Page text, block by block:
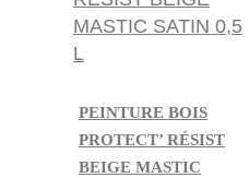
PEINTURE BOIS
PROTECT’ RÉSIST
BEIGE MASTIC